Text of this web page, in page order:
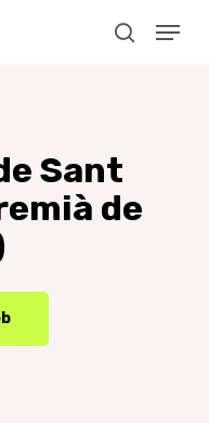
search
Menu
Sant
de